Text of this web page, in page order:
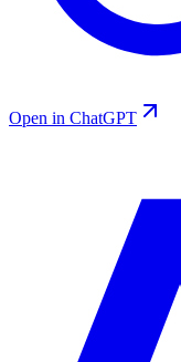
Open in ChatGPT